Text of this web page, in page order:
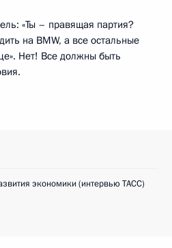
«Ты – правящая партия?
на BMW, а все остальные
Нет! Все должны быть
экономики (интервью ТАСС)